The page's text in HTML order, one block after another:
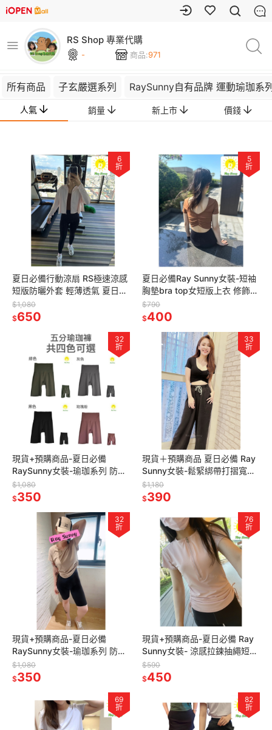
RS Shop 專業代購
- 商品:971
所有商品 子玄嚴選系列 RaySunny自有品牌 運動瑜珈系
人氣 銷量 新上市 價錢
6
折
夏日必備行動涼扇 RS極速涼感
短版防曬外套 輕薄透氣 夏日防
曬 冰絲涼感 防曬帽沿設計 彈性
佳 ONE SIZE
$1,080
$650
5
折
夏日必備Ray Sunny女裝-短袖
胸墊bra top女短版上衣 修飾大
U領 涼感親膚 運動休閒 小可愛
滿額贈品牌購物
$790
$400
32
折
現貨+預購商品-夏日必備
RaySunny女裝-瑜珈系列 防捲
邊邊條五分瑜珈褲 防捲邊鯊魚
褲 內搭五分褲
$1,080
$350
33
折
現貨＋預購商品 夏日必備 Ray
Sunny女裝-鬆緊綁帶打摺寬褲
顯瘦長褲 闊腿褲 落地褲 滿額加
贈購物袋
$1,180
$390
32
折
現貨+預購商品-夏日必備
RaySunny女裝-瑜珈系列 防捲
邊邊條五分瑜珈褲 防捲邊鯊魚
褲 內搭五分褲
$1,080
$350
76
折
現貨+預購商品-夏日必備 Ray
Sunny女裝- 涼感拉鍊抽繩短袖
上衣 顯瘦上衣 修身上衣 滿額贈
品牌購物袋
$590
$450
69
折
82
折